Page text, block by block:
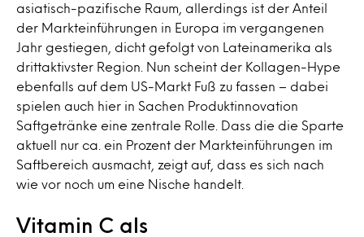
asiatisch-pazifische Raum, allerdings ist der Anteil
der Markteinführungen in Europa im vergangenen
Jahr gestiegen, dicht gefolgt von Lateinamerika als
drittaktivster Region. Nun scheint der Kollagen-Hype
ebenfalls auf dem US-Markt Fuß zu fassen – dabei
spielen auch hier in Sachen Produktinnovation
Saftgetränke eine zentrale Rolle. Dass die die Sparte
aktuell nur ca. ein Prozent der Markteinführungen im
Saftbereich ausmacht, zeigt auf, dass es sich nach
wie vor noch um eine Nische handelt.
Vitamin C als